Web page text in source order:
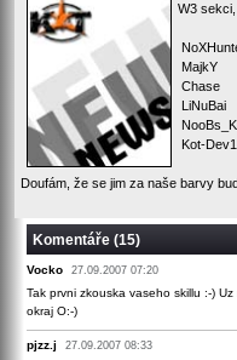
W3
MajkY
Chase
LiNuBai
Kot-Dev1
Doufám, že se jim za naše barvy
Komentáře (15)
Vocko 27.09.2007 07:20
Tak prvni zkouska vaseho skillu :-)
okraj O:-)
pjzz.j 27.09.2007 08:33